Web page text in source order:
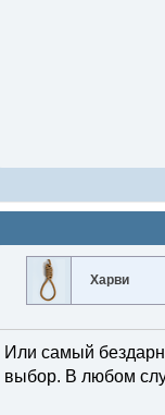
Харви
Или самый
выбор. В любом